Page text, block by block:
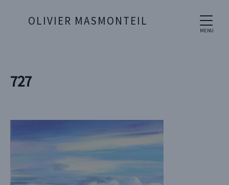
MENU
OLIVIER MASMONTEIL
727